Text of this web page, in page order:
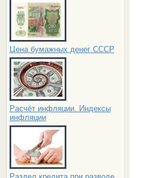
Цена бумажных денег СССР
Расчёт инфляции. Индексы
инфляции